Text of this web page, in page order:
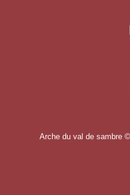
Arche du val de sambre